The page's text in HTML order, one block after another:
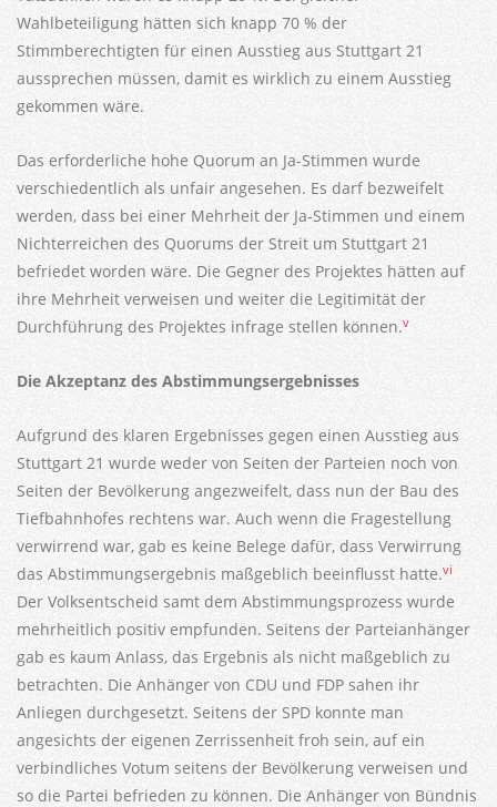
Wahlbeteiligung hätten sich knapp 70 % der
Stimmberechtigten für einen Ausstieg aus Stuttgart 21
aussprechen müssen, damit es wirklich zu einem Ausstieg
gekommen wäre.
Das erforderliche hohe Quorum an Ja-Stimmen wurde
verschiedentlich als unfair angesehen. Es darf bezweifelt
werden, dass bei einer Mehrheit der Ja-Stimmen und einem
Nichterreichen des Quorums der Streit um Stuttgart 21
befriedet worden wäre. Die Gegner des Projektes hätten auf
ihre Mehrheit verweisen und weiter die Legitimität der
Durchführung des Projektes infrage stellen können.v
Die Akzeptanz des Abstimmungsergebnisses
Aufgrund des klaren Ergebnisses gegen einen Ausstieg aus
Stuttgart 21 wurde weder von Seiten der Parteien noch von
Seiten der Bevölkerung angezweifelt, dass nun der Bau des
Tiefbahnhofes rechtens war. Auch wenn die Fragestellung
verwirrend war, gab es keine Belege dafür, dass Verwirrung
das Abstimmungsergebnis maßgeblich beeinflusst hatte.vi
Der Volksentscheid samt dem Abstimmungsprozess wurde
mehrheitlich positiv empfunden. Seitens der Parteianhänger
gab es kaum Anlass, das Ergebnis als nicht maßgeblich zu
betrachten. Die Anhänger von CDU und FDP sahen ihr
Anliegen durchgesetzt. Seitens der SPD konnte man
angesichts der eigenen Zerrissenheit froh sein, auf ein
verbindliches Votum seitens der Bevölkerung verweisen und
so die Partei befrieden zu können. Die Anhänger von Bündnis